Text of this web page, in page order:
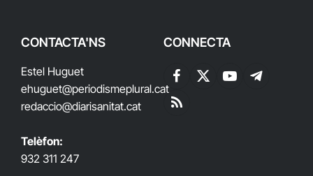
CONTACTA'NS
Estel Huguet
ehuguet@periodismeplural.cat
redaccio@diarisanitat.cat
Telèfon:
932 311 247
CONNECTA
Facebook
X
YouTubeTelegram
RSS